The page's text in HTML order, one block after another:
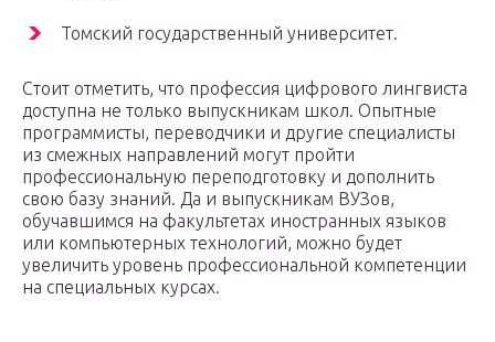
Томский государственный университет.
Стоит отметить, что профессия цифрового лингвиста
доступна не только выпускникам школ. Опытные
программисты, переводчики и другие специалисты
из смежных направлений могут пройти
профессиональную переподготовку и дополнить
свою базу знаний. Да и выпускникам ВУЗов,
обучавшимся на факультетах иностранных языков
или компьютерных технологий, можно будет
увеличить уровень профессиональной компетенции
на специальных курсах.